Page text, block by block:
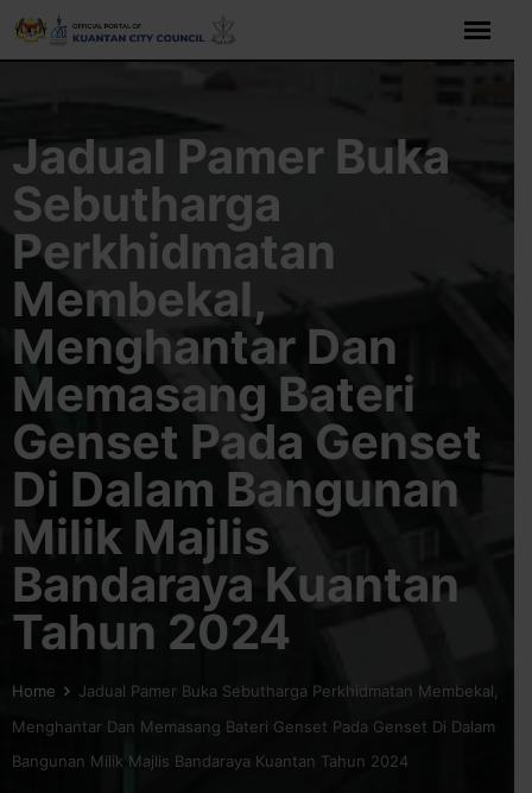
Skip
Jadual Pamer Buka
Sebutharga
Perkhidmatan
Membekal,
Menghantar Dan
Memasang Bateri
Genset Pada Genset
Di Dalam Bangunan
Milik Majlis
Bandaraya Kuantan
Tahun 2024
Home
Jadual Pamer Buka Sebutharga Perkhidmatan Membekal,
Menghantar Dan Memasang Bateri Genset Pada Genset Di Dalam
Bangunan Milik Majlis Bandaraya Kuantan Tahun 2024